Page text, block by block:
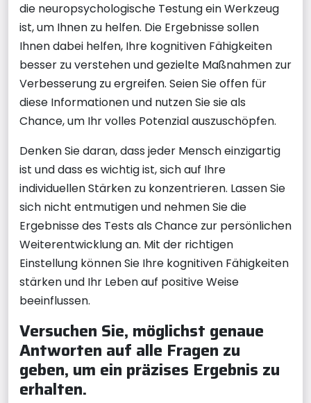
die neuropsychologische Testung ein Werkzeug
ist, um Ihnen zu helfen. Die Ergebnisse sollen
Ihnen dabei helfen, Ihre kognitiven Fähigkeiten
besser zu verstehen und gezielte Maßnahmen zur
Verbesserung zu ergreifen. Seien Sie offen für
diese Informationen und nutzen Sie sie als
Chance, um Ihr volles Potenzial auszuschöpfen.
Denken Sie daran, dass jeder Mensch einzigartig
ist und dass es wichtig ist, sich auf Ihre
individuellen Stärken zu konzentrieren. Lassen Sie
sich nicht entmutigen und nehmen Sie die
Ergebnisse des Tests als Chance zur persönlichen
Weiterentwicklung an. Mit der richtigen
Einstellung können Sie Ihre kognitiven Fähigkeiten
stärken und Ihr Leben auf positive Weise
beeinflussen.
Versuchen Sie, möglichst genaue
Antworten auf alle Fragen zu
geben, um ein präzises Ergebnis zu
erhalten.